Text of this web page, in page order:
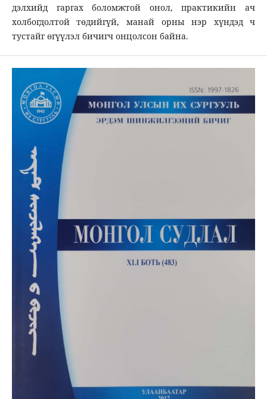
дэлхийд гаргах боломжтой онол, практикийн ач
холбогдолтой төдийгүй, манай орны нэр хүндэд ч
тустайг өгүүлэл бичигч онцолсон байна.